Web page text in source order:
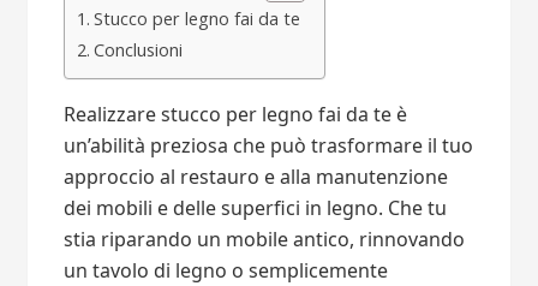
Stucco per legno fai da te
Conclusioni
Realizzare stucco per legno fai da te è
un’abilità preziosa che può trasformare il tuo
approccio al restauro e alla manutenzione
dei mobili e delle superfici in legno. Che tu
stia riparando un mobile antico, rinnovando
un tavolo di legno o semplicemente